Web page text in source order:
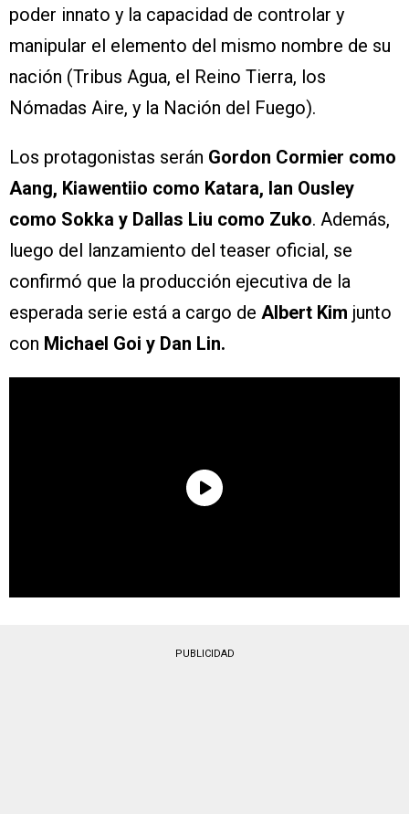
poder innato y la capacidad de controlar y
manipular el elemento del mismo nombre de su
nación (Tribus Agua, el Reino Tierra, los
Nómadas Aire, y la Nación del Fuego).
Los protagonistas serán Gordon Cormier como
Aang, Kiawentiio como Katara, Ian Ousley
como Sokka y Dallas Liu como Zuko. Además,
luego del lanzamiento del teaser oficial, se
confirmó que la producción ejecutiva de la
esperada serie está a cargo de Albert Kim junto
con Michael Goi y Dan Lin.
PUBLICIDAD